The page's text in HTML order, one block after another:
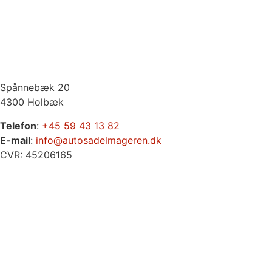
Spånnebæk 20
4300 Holbæk
Telefon: +45 59 43 13 82
E-mail: info@autosadelmageren.dk
CVR: 45206165